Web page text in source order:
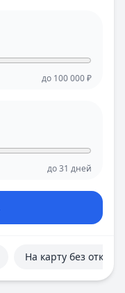
Ижевск
Иркутск
Киров
Краснодар
Красноярск
Л
Ижевск
Иркутск
Киров
Краснодар
Красноярск
Л
М
до 100 000₽
до31 дней
На карту без отказа